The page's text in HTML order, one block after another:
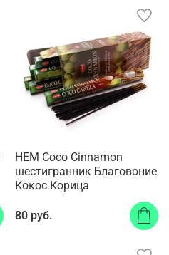
HEM Coco Cinnamon
шестигранник Благовоние
Кокос Корица
80 руб.